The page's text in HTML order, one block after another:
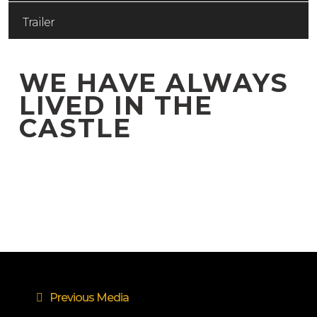
Trailer
WE HAVE ALWAYS
LIVED IN THE
CASTLE
Previous Media